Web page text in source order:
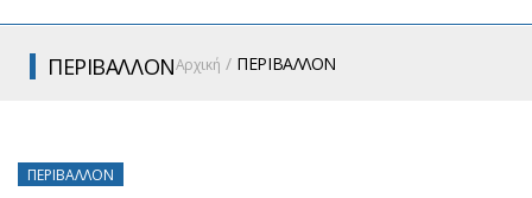
ΠΕΡΙΒΑΛΛΟΝΑρχική ΠΕΡΙΒΑΛΛΟΝ
ΠΕΡΙΒΆΛΛΟΝ